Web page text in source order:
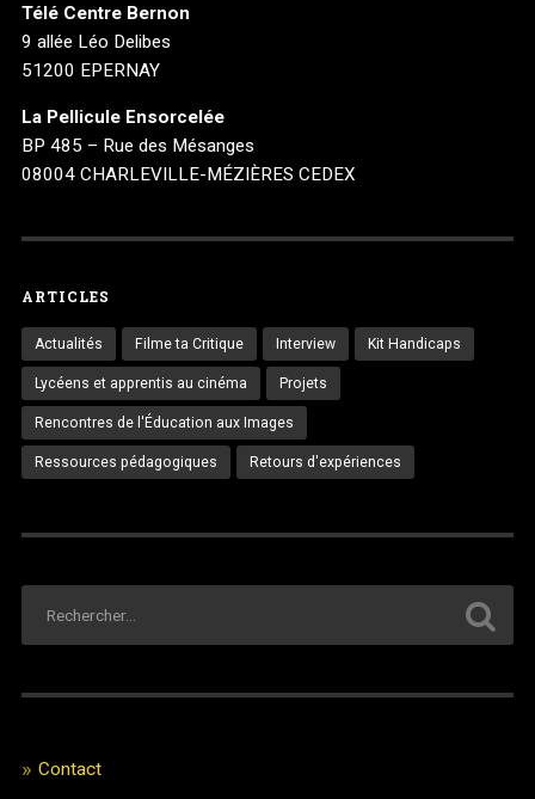
Télé Centre Bernon
9 allée Léo Delibes
51200 EPERNAY
La Pellicule Ensorcelée
BP 485 – Rue des Mésanges
08004 CHARLEVILLE-MÉZIÈRES CEDEX
ARTICLES
Actualités Filme ta Critique Interview Kit Handicaps
Lycéens et apprentis au cinéma Projets
Rencontres de l'Éducation aux Images
Ressources pédagogiques Retours d'expériences
Contact